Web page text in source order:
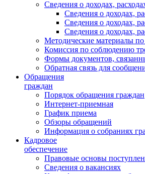
Сведения о доходах,
Сведения о доходах,
Сведения о доходах,
Сведения о доходах,
Методические материалы
Комиссия по соблюдению
Формы документов,
Обратная связь для
Обращения
граждан
Порядок обращения граждан
Интернет-приемная
График приема
Обзоры обращений
Информация о собраниях
Кадровое
обеспечение
Правовые основы
Сведения о вакансиях